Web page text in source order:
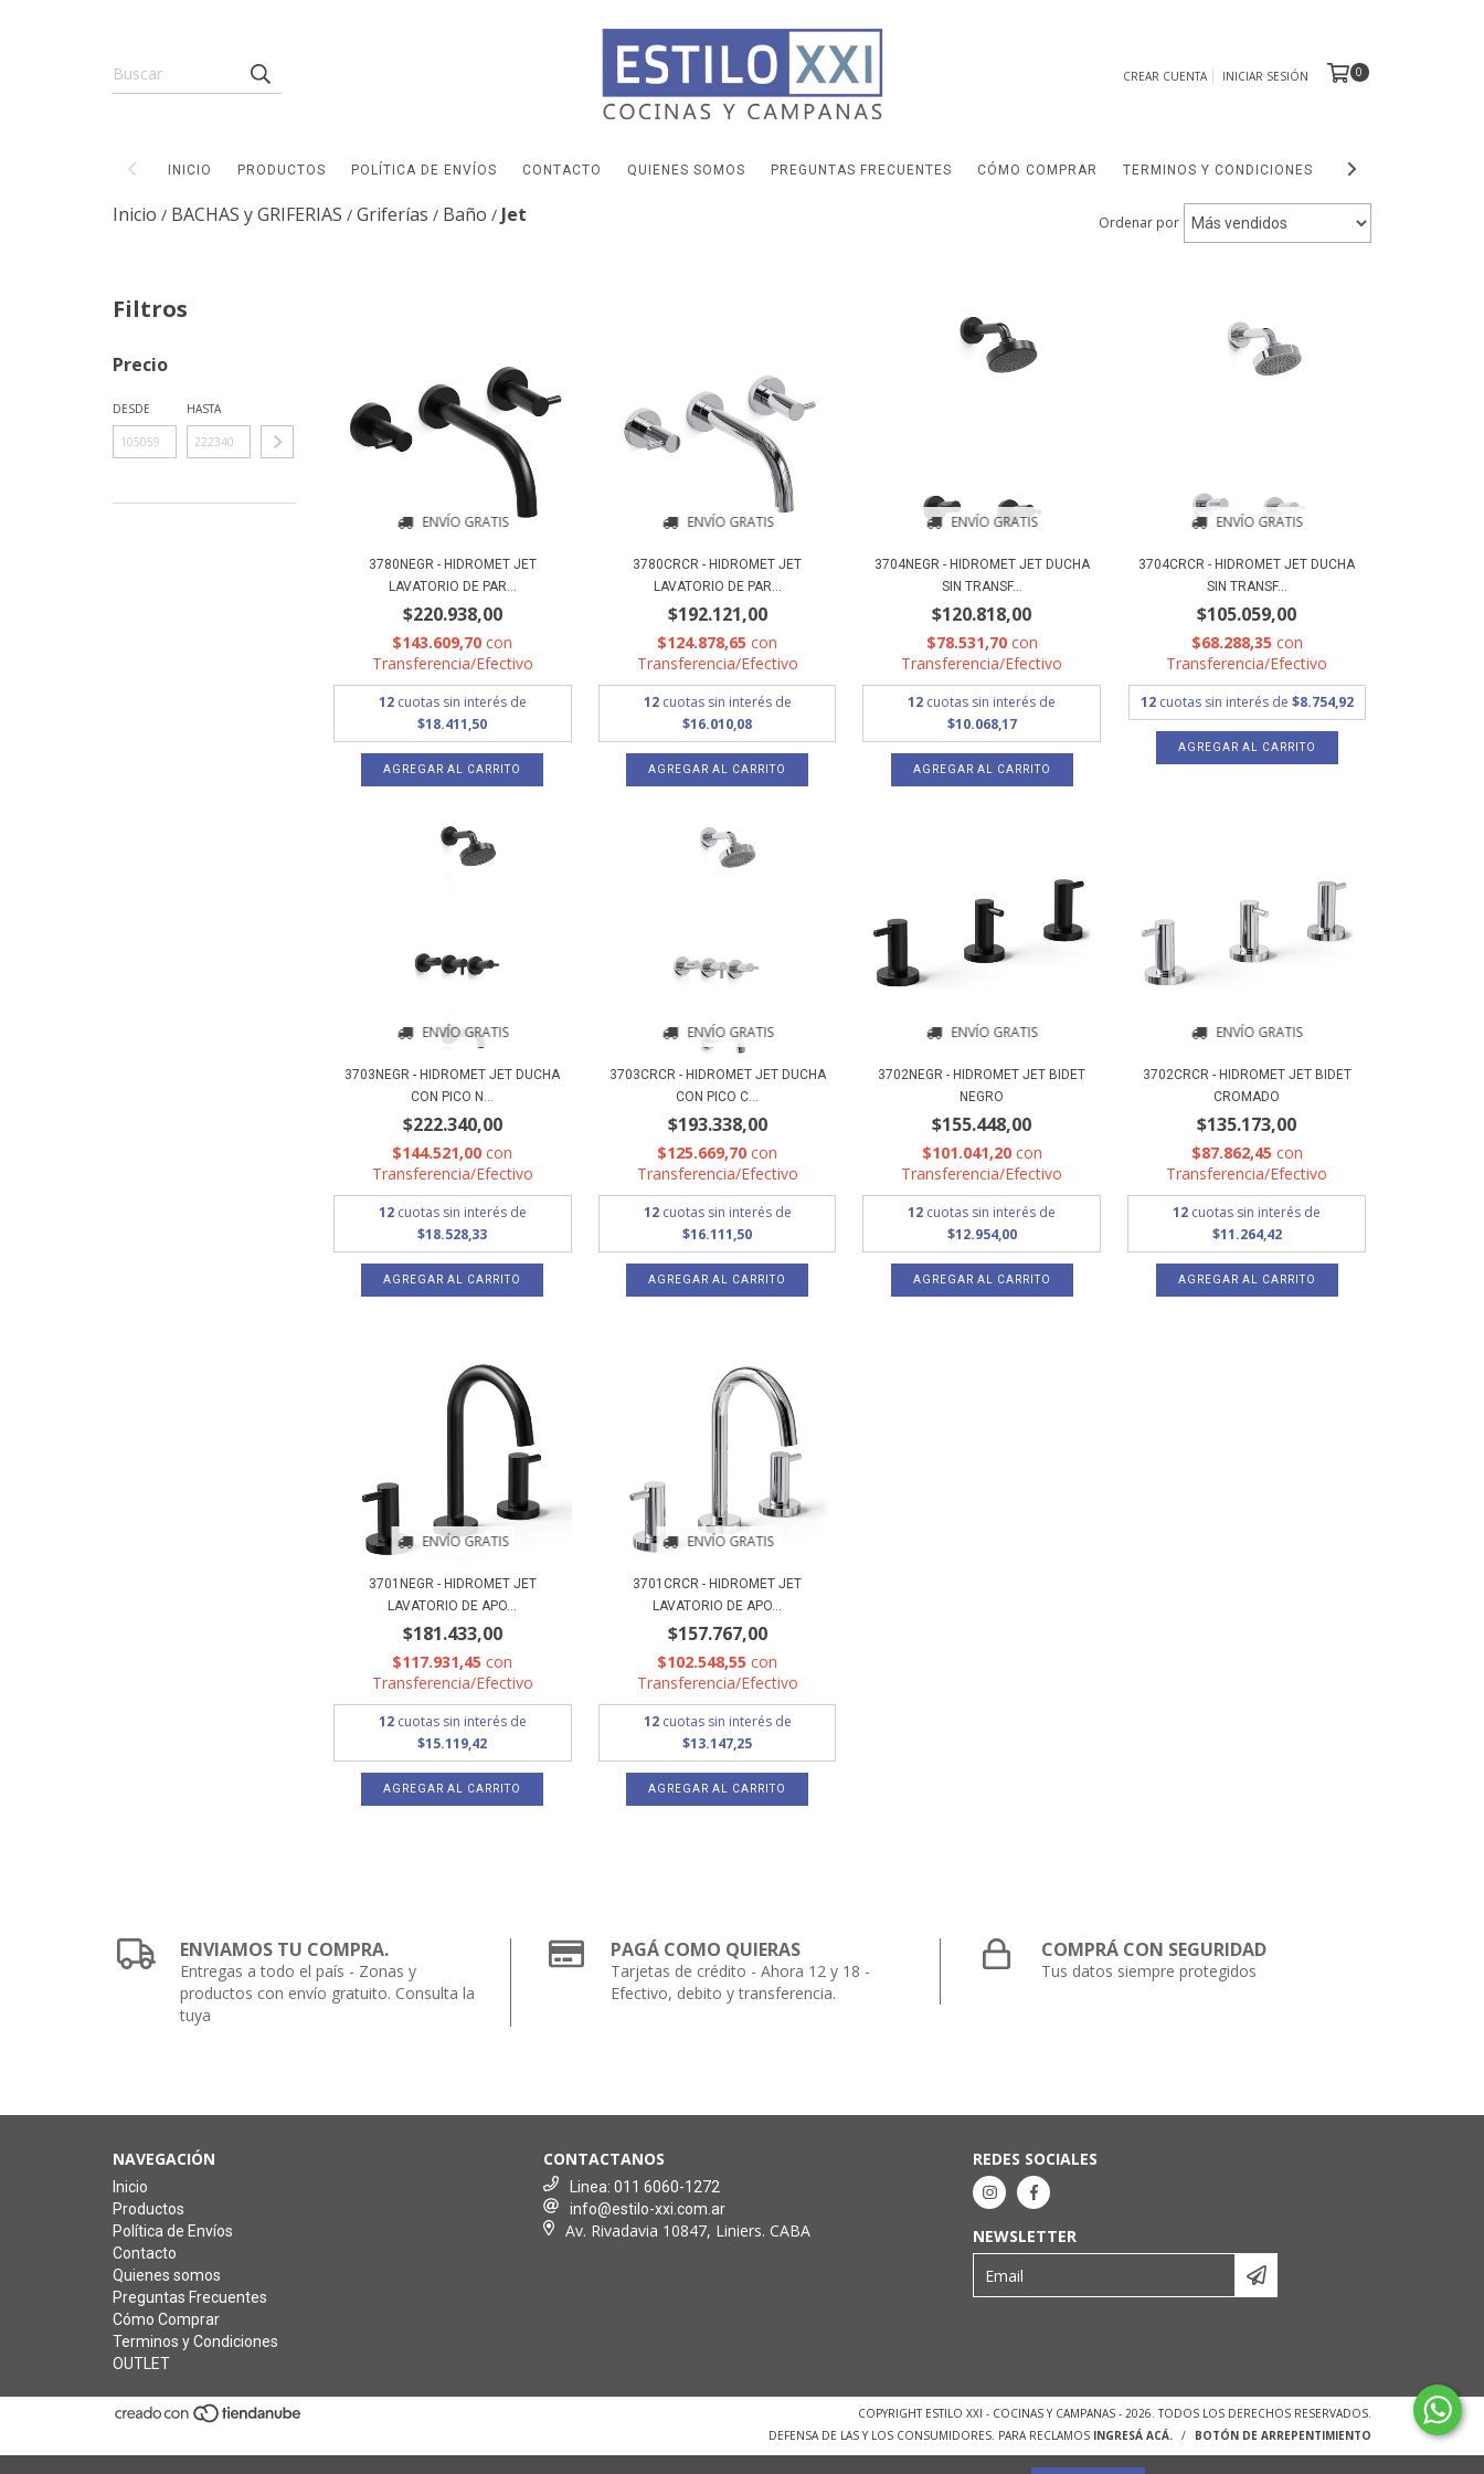
CREAR CUENTA INICIAR SESIÓN 0
INICIO PRODUCTOS POLÍTICA DE ENVÍOS CONTACTO QUIENES SOMOS PREGUNTAS FRECUENTES CÓMO COMPRAR TERMINOS Y CONDICIONES OUTLET
Inicio / BACHAS y GRIFERIAS / Griferías / Baño / Jet Ordenar por
Filtros
Precio
DESDE HASTA
ENVÍO GRATIS
3780NEGR - HIDROMET JET
LAVATORIO DE PAR...
$220.938,00
$143.609,70con
Transferencia/Efectivo
12 cuotas sin interés de
$18.411,50
ENVÍO GRATIS
3780CRCR - HIDROMET JET
LAVATORIO DE PAR...
$192.121,00
$124.878,65con
Transferencia/Efectivo
12 cuotas sin interés de
$16.010,08
ENVÍO GRATIS
3704NEGR - HIDROMET JET DUCHA
SIN TRANSF...
$120.818,00
$78.531,70 con
Transferencia/Efectivo
12 cuotas sin interés de
$10.068,17
ENVÍO GRATIS
3704CRCR - HIDROMET JET DUCHA
SIN TRANSF...
$105.059,00
$68.288,35 con
Transferencia/Efectivo
12 cuotas sin interés de $8.754,92
ENVÍO GRATIS
3703NEGR - HIDROMET JET DUCHA
CON PICO N...
$222.340,00
$144.521,00con
Transferencia/Efectivo
12 cuotas sin interés de
$18.528,33
ENVÍO GRATIS
3703CRCR - HIDROMET JET DUCHA
CON PICO C...
$193.338,00
$125.669,70con
Transferencia/Efectivo
12 cuotas sin interés de
$16.111,50
ENVÍO GRATIS
3702NEGR - HIDROMET JET BIDET
NEGRO
$155.448,00
$101.041,20 con
Transferencia/Efectivo
12 cuotas sin interés de
$12.954,00
ENVÍO GRATIS
3702CRCR - HIDROMET JET BIDET
CROMADO
$135.173,00
$87.862,45 con
Transferencia/Efectivo
12 cuotas sin interés de
$11.264,42
ENVÍO GRATIS
3701NEGR - HIDROMET JET
LAVATORIO DE APO...
$181.433,00
$117.931,45con
Transferencia/Efectivo
12 cuotas sin interés de
$15.119,42
ENVÍO GRATIS
3701CRCR - HIDROMET JET
LAVATORIO DE APO...
$157.767,00
$102.548,55con
Transferencia/Efectivo
12 cuotas sin interés de
$13.147,25
ENVIAMOS TU COMPRA.
Entregas a todo el país - Zonas y
productos con envío gratuito. Consulta la
tuya
PAGÁ COMO QUIERAS
Tarjetas de crédito - Ahora 12 y 18 -
Efectivo, debito y transferencia.
COMPRÁ CON SEGURIDAD
Tus datos siempre protegidos
NAVEGACIÓN
Inicio
Productos
Política de Envíos
Contacto
Quienes somos
Preguntas Frecuentes
Cómo Comprar
Terminos y Condiciones
OUTLET
CONTACTANOS
Linea: 011 6060-1272
info@estilo-xxi.com.ar
Av. Rivadavia 10847, Liniers. CABA
REDES SOCIALES
NEWSLETTER
COPYRIGHT ESTILO XXI - COCINAS Y CAMPANAS - 2026. TODOS LOS DERECHOS RESERVADOS.
DEFENSA DE LAS Y LOS CONSUMIDORES. PARA RECLAMOS INGRESÁ ACÁ. / BOTÓN DE ARREPENTIMIENTO